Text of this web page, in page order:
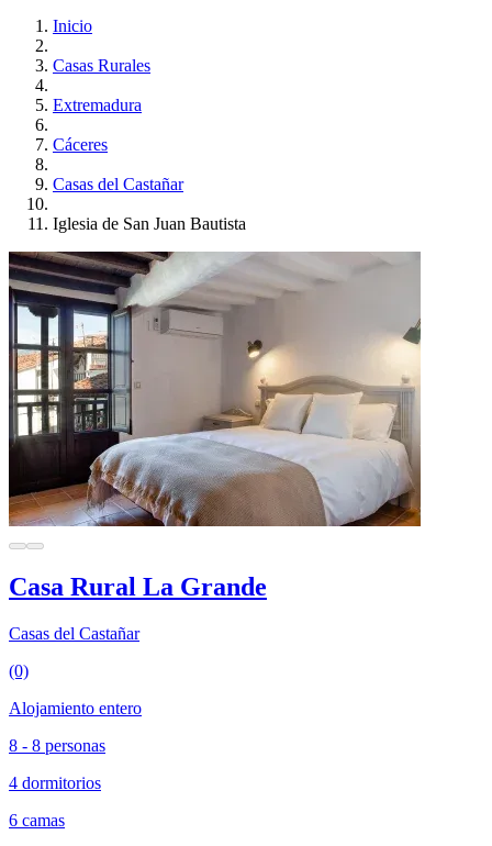
Inicio
Casas Rurales
Extremadura
Cáceres
Casas del Castañar
Iglesia de San Juan Bautista
Casa Rural La Grande
Casas del Castañar
(0)
Alojamiento entero
8 - 8 personas
4 dormitorios
6 camas